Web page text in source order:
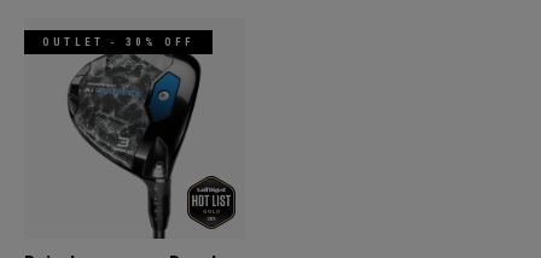
OUTLET - 30% OFF